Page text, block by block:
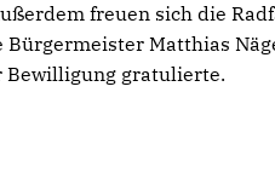
freuen sich die
Bürgermeister Matthias
Bewilligung gratulierte.